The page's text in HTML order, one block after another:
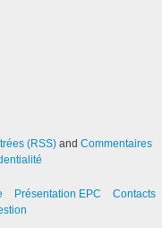
(RSS)and Commentaires
Présentation EPC
Contacts